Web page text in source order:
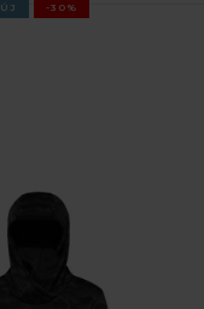
ÚJ -30%